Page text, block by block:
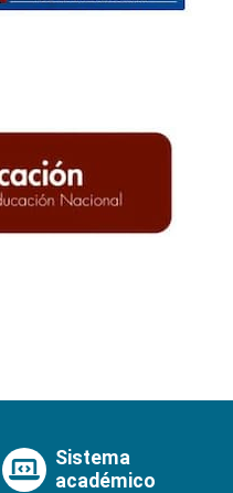
Sistema
académico